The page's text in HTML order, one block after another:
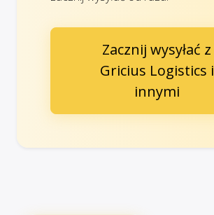
Zacznij wysyłać z
Gricius Logistics i
innymi